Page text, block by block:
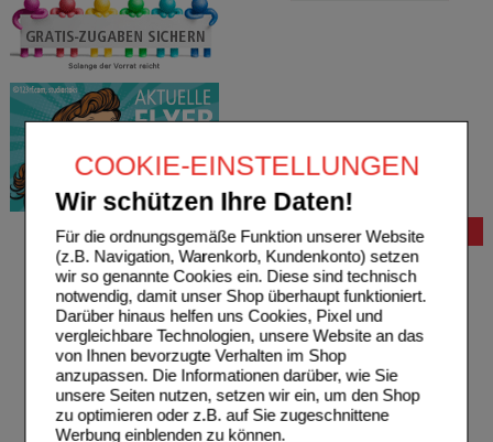
COOKIE-EINSTELLUNGEN
Wir schützen Ihre Daten!
Für die ordnungsgemäße Funktion unserer Website
(z.B. Navigation, Warenkorb, Kundenkonto) setzen
wir so genannte Cookies ein. Diese sind technisch
notwendig, damit unser Shop überhaupt funktioniert.
Darüber hinaus helfen uns Cookies, Pixel und
vergleichbare Technologien, unsere Website an das
von Ihnen bevorzugte Verhalten im Shop
anzupassen. Die Informationen darüber, wie Sie
unsere Seiten nutzen, setzen wir ein, um den Shop
zu optimieren oder z.B. auf Sie zugeschnittene
Werbung einblenden zu können.
Bestellung
Hilfe zur Anmeldung
Hilfe zum Bestellvorgang
Zahlungsmöglichkeiten
Rezepte einlösen
Freiumschläge anfordern
Freiumschläge downloaden
Auslandsbestellung
Reklamation
Widerrufsformular